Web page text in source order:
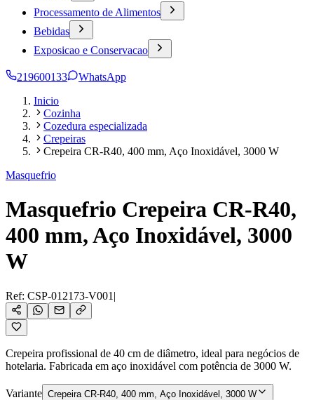
Processamento de Alimentos
Bebidas
Exposicao e Conservacao
219600133
WhatsApp
Inicio
Cozinha
Cozedura especializada
Crepeiras
Crepeira CR-R40, 400 mm, Aço Inoxidável, 3000 W
Masquefrio
Masquefrio Crepeira CR-R40,
400 mm, Aço Inoxidável, 3000
W
Ref: CSP-012173-V001 |
Crepeira profissional de 40 cm de diâmetro, ideal para negócios de
hotelaria. Fabricada em aço inoxidável com potência de 3000 W.
Variante Crepeira CR-R40, 400 mm, Aço Inoxidável, 3000 W